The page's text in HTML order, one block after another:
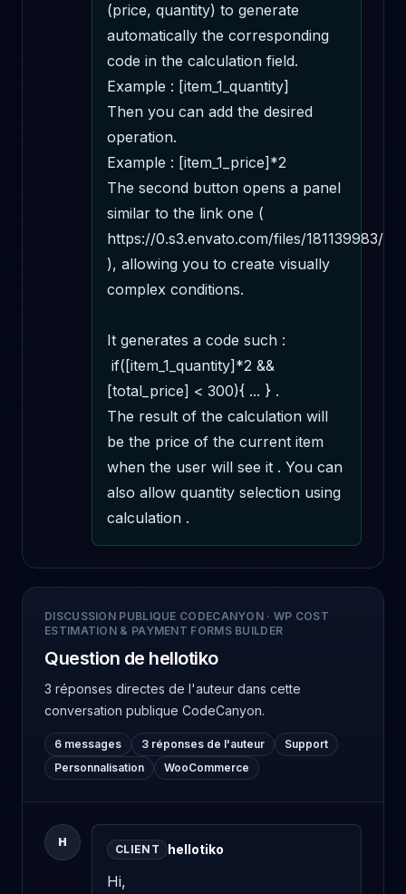
(price, quantity) to generate
automatically the corresponding
code in the calculation field.
Example : [item_1_quantity]
Then you can add the desired
operation.
Example : [item_1_price]*2
The second button opens a panel
similar to the link one (
https://0.s3.envato.com/files/181139983/
), allowing you to create visually
complex conditions.
It generates a code such :
[total_price] < 300){ ... } .
The result of the calculation will
be the price of the current item
when the user will see it . You can
also allow quantity selection using
calculation .
DISCUSSION PUBLIQUE CODECANYON · WP COST
ESTIMATION & PAYMENT FORMS BUILDER
Question de hellotiko
3 réponses directes de l'auteur dans cette
conversation publique CodeCanyon.
6 messages 3 réponses de l'auteur
Support
Personnalisation
WooCommerce
H
CLIENT hellotiko
Hi,